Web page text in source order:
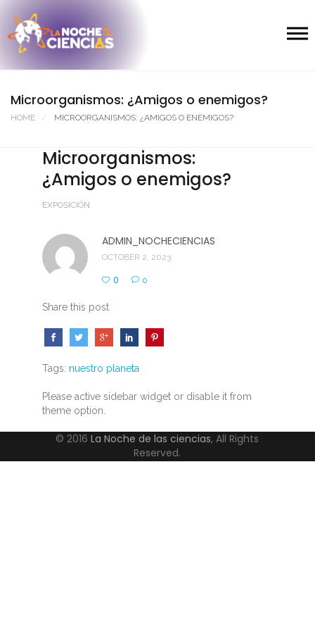
Microorganismos: ¿Amigos o enemigos?
HOME MICROORGANISMOS: ¿AMIGOS O ENEMIGOS?
Microorganismos:
¿Amigos o enemigos?
EXPOSICIÓN
ADMIN_NOCHECIENCIAS
OCTOBER 2, 2023
0 0
Share this post
Tags: nuestro planeta
Please active sidebar widget or disable it from
theme option.
© 2016La Noche de las ciencias, All Rights
Reserved.